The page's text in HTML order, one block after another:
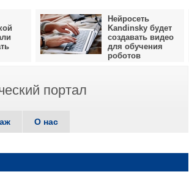
Нейросеть
Kandinsky будет
создавать видео
для обучения
роботов
портал
О нас